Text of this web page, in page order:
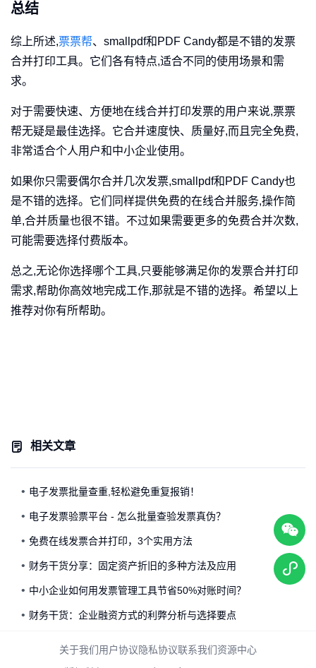
总结
综上所述,票票帮、smallpdf和PDF Candy都是不错的发票
合并打印工具。它们各有特点,适合不同的使用场景和需
求。
对于需要快速、方便地在线合并打印发票的用户来说,票票
帮无疑是最佳选择。它合并速度快、质量好,而且完全免费,
非常适合个人用户和中小企业使用。
如果你只需要偶尔合并几次发票,smallpdf和PDF Candy也
是不错的选择。它们同样提供免费的在线合并服务,操作简
单,合并质量也很不错。不过如果需要更多的免费合并次数,
可能需要选择付费版本。
总之,无论你选择哪个工具,只要能够满足你的发票合并打印
需求,帮助你高效地完成工作,那就是不错的选择。希望以上
推荐对你有所帮助。
相关文章
电子发票批量查重,轻松避免重复报销！
电子发票验票平台 - 怎么批量查验发票真伪？
免费在线发票合并打印，3个实用方法
财务干货分享：固定资产折旧的多种方法及应用
中小企业如何用发票管理工具节省50%对账时间？
财务干货：企业融资方式的利弊分析与选择要点
关于我们用户协议隐私协议联系我们资源中心